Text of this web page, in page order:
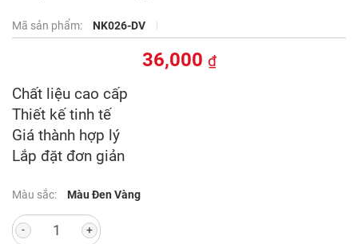
Mã sản phẩm: NK026-DV
36,000 ₫
Chất liệu cao cấp
Thiết kế tinh tế
Giá thành hợp lý
Lắp đặt đơn giản
Màu sắc: Màu Đen Vàng
- +